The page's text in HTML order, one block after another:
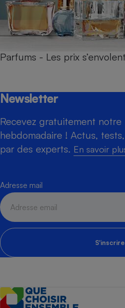
Parfums - Les prix s’envolent
Newsletter
Recevez gratuitement
hebdomadaire ! Actus,
par des experts. En savoir
Adresse mail
S'inscrire